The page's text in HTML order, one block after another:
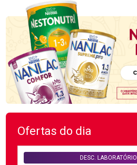
Ofertas do dia
DESC. LABORATÓRIO